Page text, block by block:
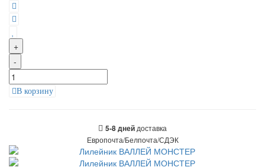
+
-
В корзину
5-8 днейдоставка
Европочта/Белпочта/СДЭК